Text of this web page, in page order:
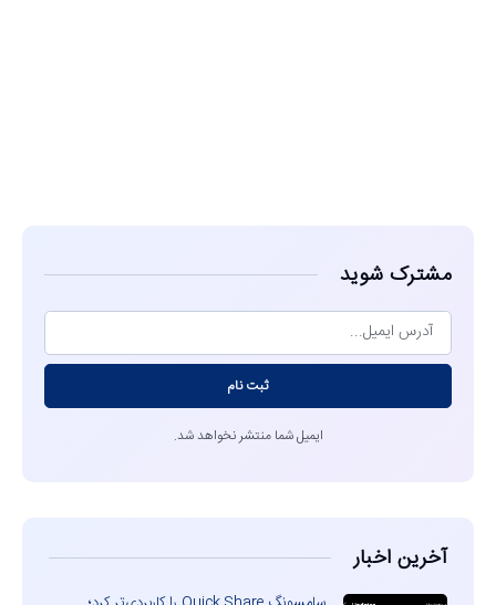
مشترک شوید
ثبت نام
ایمیل شما منتشر نخواهد شد.
آخرین اخبار